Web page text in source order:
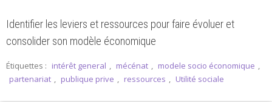
Identifier les leviers et ressources pour faire évoluer et
consolider son modèle économique
Étiquettes : intérêt general , mécénat , modele socio économique ,
partenariat , publique prive , ressources , Utilité sociale